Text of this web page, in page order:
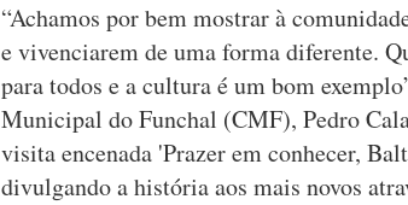
“Achamos por bem mostrar à
e vivenciarem de uma forma diferente.
para todos e a cultura é um bom
Municipal do Funchal (CMF), Pedro
visita encenada 'Prazer em conhecer,
divulgando a história aos mais novos